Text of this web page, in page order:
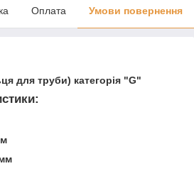
Оплата Умови повернення
для труби) категорія "G"